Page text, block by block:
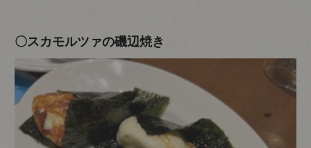
〇スカモルツァの磯辺焼き